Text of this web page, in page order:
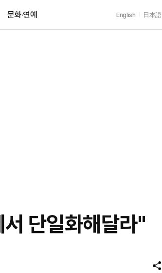
문화·연예 English 日本語
단일화해달라"
공